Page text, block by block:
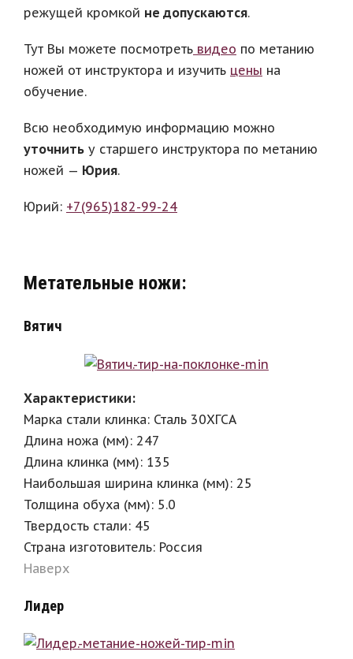
режущей кромкой не допускаются.
Тут Вы можете посмотреть видео по метанию
ножей от инструктора и изучить цены на
обучение.
Всю необходимую информацию можно
уточнить у старшего инструктора по метанию
ножей — Юрия.
Юрий: +7(965)182-99-24
Метательные ножи:
Вятич
Характеристики:
Марка стали клинка: Сталь 30ХГСА
Длина ножа (мм): 247
Длина клинка (мм): 135
Наибольшая ширина клинка (мм): 25
Толщина обуха (мм): 5.0
Твердость стали: 45
Страна изготовитель: Россия
Наверх
Лидер